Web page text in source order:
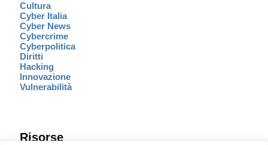
Cultura
Cyber Italia
Cyber News
Cybercrime
Cyberpolitica
Diritti
Hacking
Innovazione
Vulnerabilità
Risorse